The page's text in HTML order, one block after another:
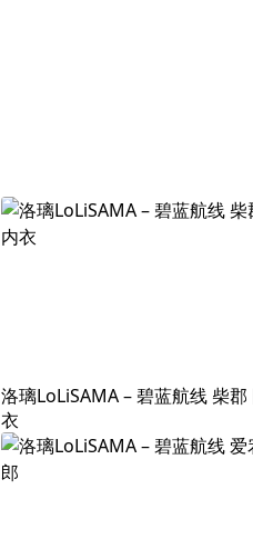
洛璃LoLiSAMA – 碧蓝航线 柴郡
衣